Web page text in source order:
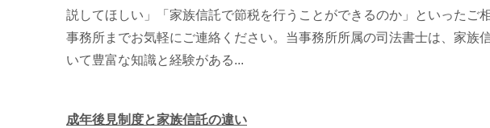
説してほしい」「家族信託で節税を行うことができるのか」といったご
事務所までお気軽にご連絡ください。当事務所所属の司法書士は、家族
いて豊富な知識と経験がある...
成年後見制度と家族信託の違い